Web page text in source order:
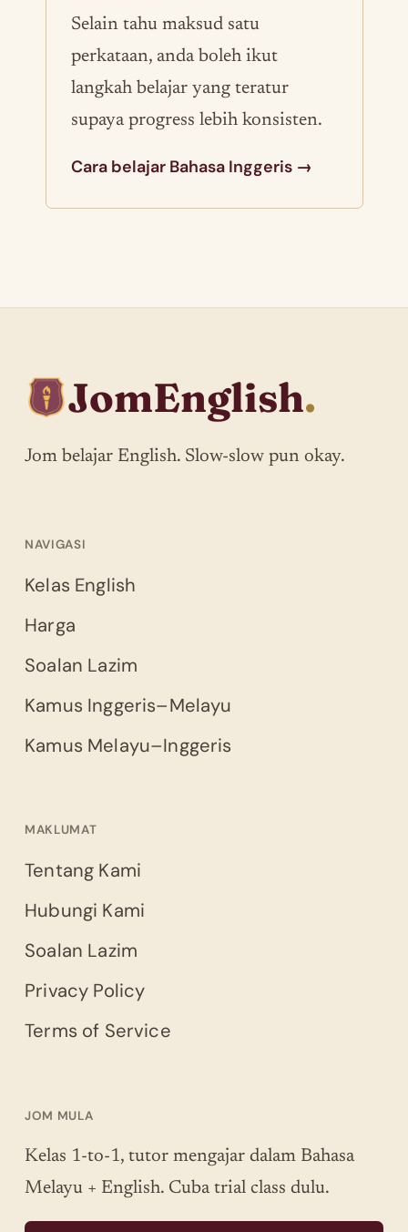
Selain tahu maksud satu
perkataan, anda boleh ikut
langkah belajar yang teratur
supaya progress lebih konsisten.
Cara belajar Bahasa Inggeris →
JomEnglish.
Jom belajar English. Slow-slow pun okay.
NAVIGASI
Kelas English
Harga
Soalan Lazim
Kamus Inggeris–Melayu
Kamus Melayu–Inggeris
MAKLUMAT
Tentang Kami
Hubungi Kami
Soalan Lazim
Privacy Policy
Terms of Service
JOM MULA
Kelas 1-to-1, tutor mengajar dalam Bahasa
Melayu + English. Cuba trial class dulu.